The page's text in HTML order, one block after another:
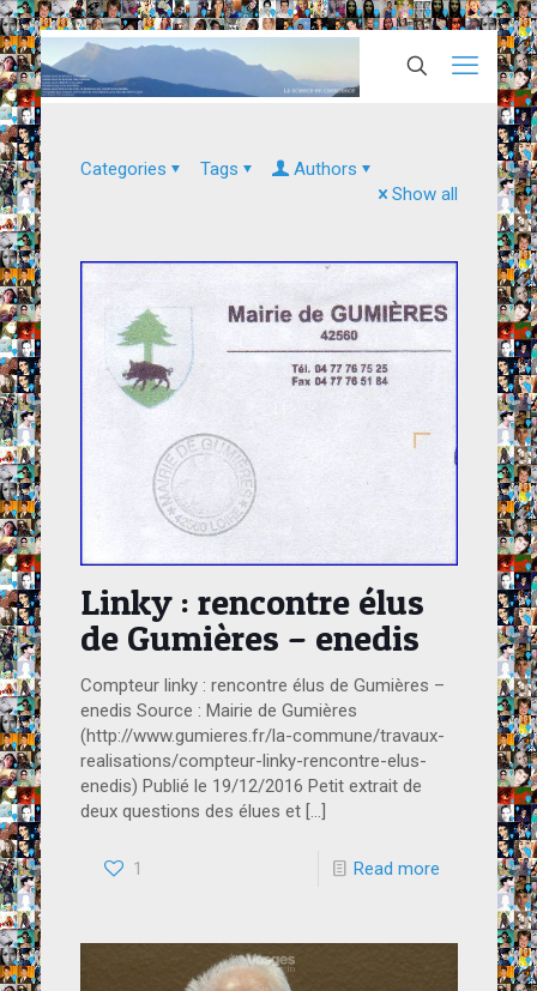
Categories Tags
Authors
Show all
Linky : rencontre élus
de Gumières – enedis
Compteur linky : rencontre élus de Gumières –
enedis Source : Mairie de Gumières
(http://www.gumieres.fr/la-commune/travaux-
realisations/compteur-linky-rencontre-elus-
enedis) Publié le 19/12/2016 Petit extrait de
deux questions des élues et[…]
1 Read more